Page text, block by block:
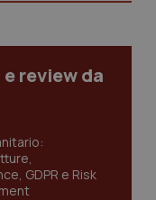
review da
GDPR e Risk